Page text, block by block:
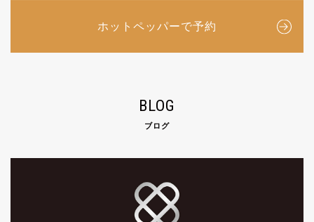
ホットペッパーで予約
BLOG
ブログ